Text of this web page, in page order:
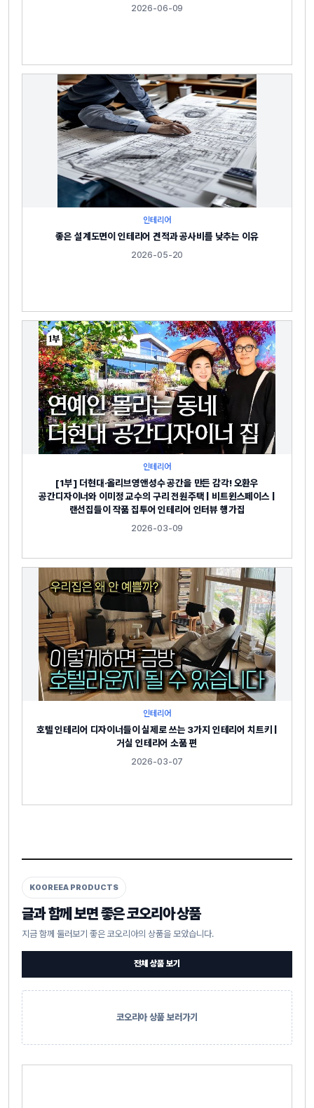
2026-06-09
인테리어
좋은 설계도면이 인테리어 견적과 공사비를 낮추는 이유
2026-05-20
인테리어
[1부] 더현대·올리브영앤성수 공간을 만든 감각! 오환우
공간디자이너와 이미정 교수의 구리 전원주택 | 비트윈스페이스 |
랜선집들이 작품 집투어 인테리어 인터뷰 행가집
2026-03-09
인테리어
호텔 인테리어 디자이너들이 실제로 쓰는 3가지 인테리어 치트키 |
거실 인테리어 소품 편
2026-03-07
KOOREEA PRODUCTS
글과 함께 보면 좋은 코오리아 상품
지금 함께 둘러보기 좋은 코오리아의 상품을 모았습니다.
전체 상품 보기
코오리아 상품 보러가기